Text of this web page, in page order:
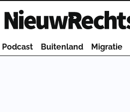
Homepage van NieuwRechts
Podcast Buitenland Migratie